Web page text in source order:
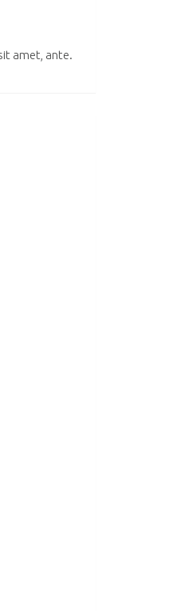
amet, ante.